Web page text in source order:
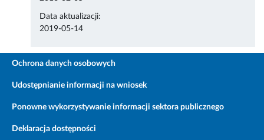
Data aktualizacji:
2019-05-14
Ochrona danych osobowych
Udostępnianie informacji na wniosek
Ponowne wykorzystywanie informacji sektora publicznego
Deklaracja dostępności